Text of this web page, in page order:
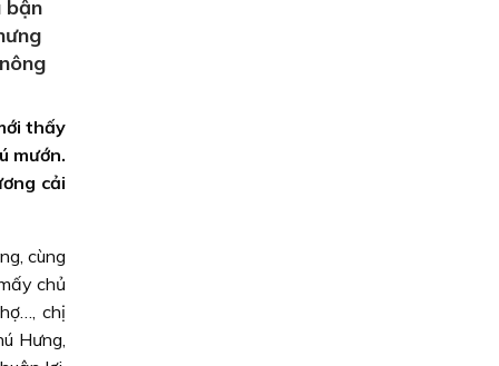
bận
thấy
mướn.
cải
cùng
chủ
chị
Hưng,